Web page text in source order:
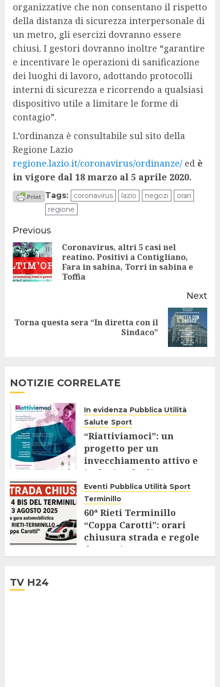
organizzative che non consentano il rispetto
della distanza di sicurezza interpersonale di
un metro, gli esercizi dovranno essere
chiusi. I gestori dovranno inoltre “garantire
e incentivare le operazioni di sanificazione
dei luoghi di lavoro, adottando protocolli
interni di sicurezza e ricorrendo a qualsiasi
dispositivo utile a limitare le forme di
contagio”.
L’ordinanza è consultabile sul sito della
Regione Lazio
regione.lazio.it/coronavirus/ordinanze/ ed è
in vigore dal 18 marzo al 5 aprile 2020.
Tags: coronavirus lazio negozi
orari
regione
Continue
Reading
Previous
Coronavirus, altri 5 casi nel
reatino. Positivi a Contigliano,
Fara in sabina, Torri in sabina e
Toffia
Next
Next
Torna questa sera “In diretta con il
Sindaco”
NOTIZIE CORRELATE
In evidenza Pubblica Utilità
Salute Sport
“Riattiviamoci”: un
progetto per un
invecchiamento attivo e
inclusivo degli Over 65
9 AGOSTO 2025
Eventi Pubblica Utilità Sport
Terminillo
60ª Rieti Terminillo
“Coppa Carotti”: orari
chiusura strada e regole
da seguire
TV H24